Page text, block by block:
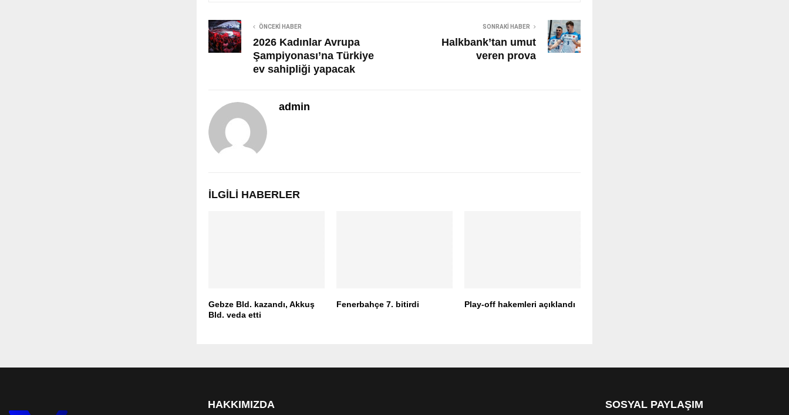
ÖNCEKI HABER
2026 Kadınlar Avrupa
Şampiyonası’na Türkiye
ev sahipliği yapacak
SONRAKI HABER
Halkbank’tan umut
veren prova
admin
İLGILI HABERLER
Gebze Bld. kazandı, Akkuş
Bld. veda etti
Fenerbahçe 7. bitirdi Play-off hakemleri açıklandı
HAKKIMIZDA SOSYAL PAYLAŞIM